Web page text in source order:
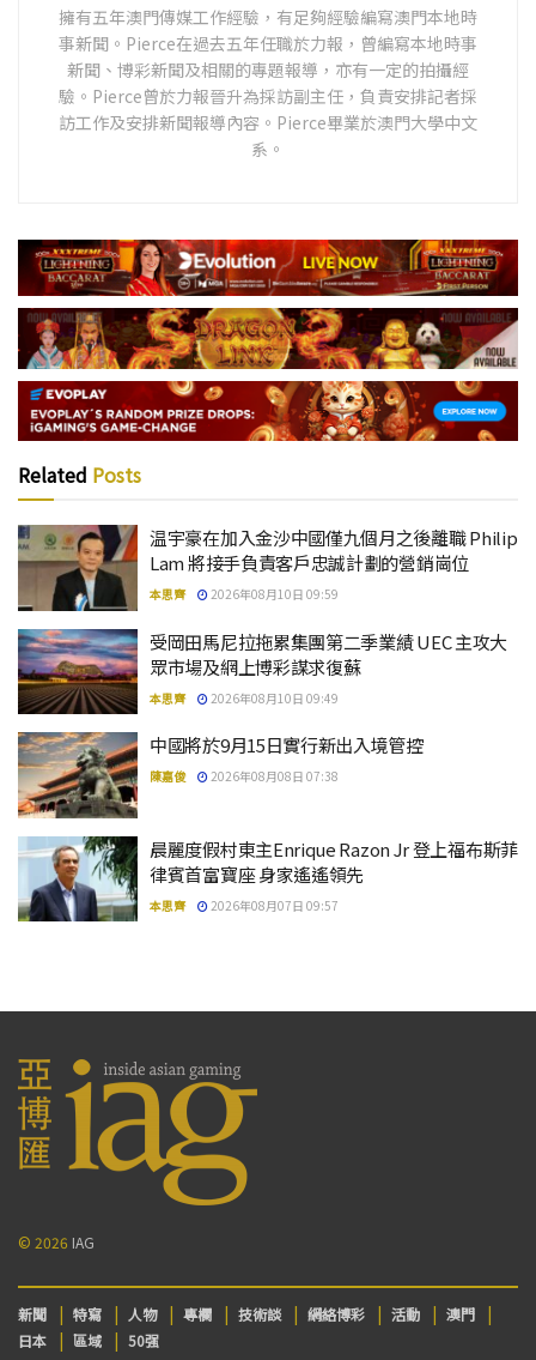
擁有五年澳門傳媒工作經驗，有足夠經驗編寫澳門本地時
事新聞。Pierce在過去五年任職於力報，曾編寫本地時事
新聞、博彩新聞及相關的專題報導，亦有一定的拍攝經
驗。Pierce曾於力報晉升為採訪副主任，負責安排記者採
訪工作及安排新聞報導內容。Pierce畢業於澳門大學中文
系。
Related Posts
温宇豪在加入金沙中國僅九個月之後離職 Philip
Lam 將接手負責客戶忠誠計劃的營銷崗位
本思齊 2026年08月10日 09:59
受岡田馬尼拉拖累集團第二季業績 UEC 主攻大
眾市場及網上博彩謀求復蘇
本思齊 2026年08月10日 09:49
中國將於9月15日實行新出入境管控
陳嘉俊 2026年08月08日 07:38
晨麗度假村東主Enrique Razon Jr 登上福布斯菲
律賓首富寶座 身家遙遙領先
本思齊 2026年08月07日 09:57
© 2026 IAG
新聞 特寫 人物 專欄 技術談 網絡博彩 活動
澳門
日本
區域 50强